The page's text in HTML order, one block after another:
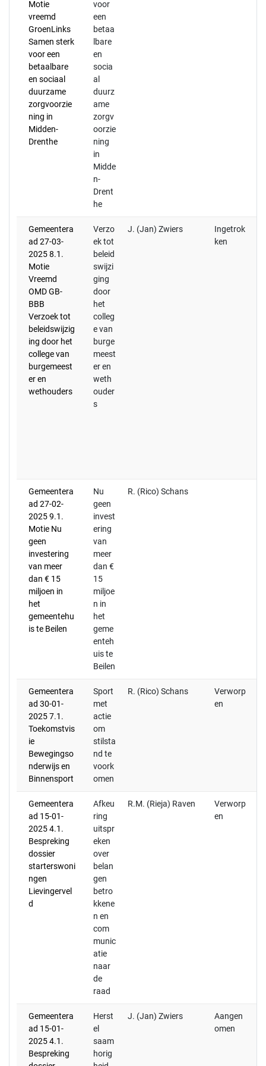
Motie
vreemd
GroenLinks
Samen sterk
voor een
betaalbare
en sociaal
duurzame
zorgvoorzie
ning in
Midden-
Drenthe
voor
een
betaa
lbare
en
socia
al
duurz
ame
zorgv
oorzie
ning
in
Midde
n-
Drent
he
Gemeentera
ad 27-03-
2025 8.1.
Motie
Vreemd
OMD GB-
BBB
Verzoek tot
beleidswijzig
ing door het
college van
burgemeest
er en
wethouders
Verzo
ek tot
beleid
swijzi
ging
door
het
colleg
e van
burge
meest
er en
weth
ouder
s
J. (Jan) Zwiers
Ingetrok
ken
Gemeentera
ad 27-02-
2025 9.1.
Motie Nu
geen
investering
van meer
dan € 15
miljoen in
het
gemeentehu
is te Beilen
Nu
geen
invest
ering
van
meer
dan €
15
miljoe
n in
het
geme
enteh
uis te
Beilen
R. (Rico) Schans
Gemeentera
ad 30-01-
2025 7.1.
Toekomstvis
ie
Bewegingso
nderwijs en
Binnensport
Sport
met
actie
om
stilsta
nd te
voork
omen
R. (Rico) Schans
Verworp
en
Gemeentera
ad 15-01-
2025 4.1.
Bespreking
dossier
starterswoni
ngen
Lievingervel
d
Afkeu
ring
uitspr
eken
over
belan
gen
betro
kkene
n en
com
munic
atie
naar
de
raad
R.M. (Rieja) Raven
Verworp
en
Gemeentera
ad 15-01-
2025 4.1.
Bespreking
Herst
el
saam
horig
J. (Jan) Zwiers
Aangen
omen